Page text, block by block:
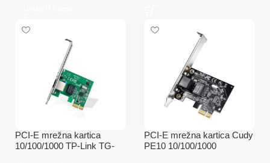
PCI-E mrežna kartica
10/100/1000 TP-Link TG-
PCI-E mrežna kartica Cudy
PE10 10/100/1000